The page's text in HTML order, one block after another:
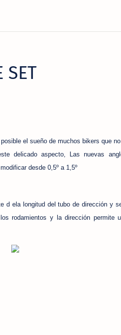
SET
el sueño de muchos bikers que
delicado aspecto, Las nuevas
desde 0,5º a 1,5º
d ela longitud del tubo de dirección y
rodamientos y la dirección permite